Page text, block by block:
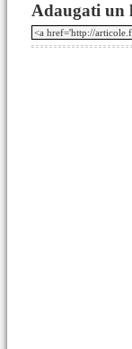
Adaugati un